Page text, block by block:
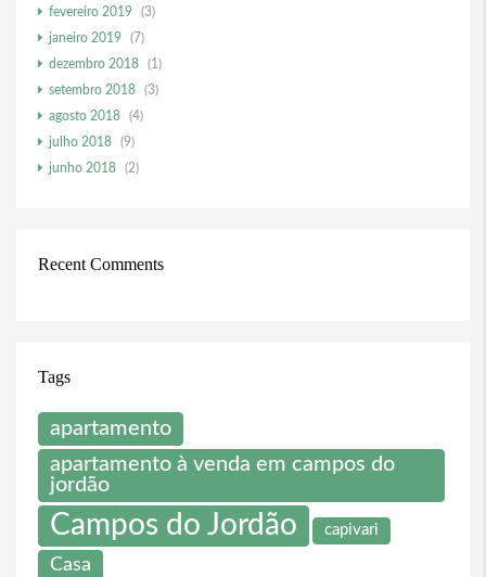
fevereiro 2019
(3)
janeiro 2019
(7)
dezembro 2018
(1)
setembro 2018
(3)
agosto 2018
(4)
julho 2018
(9)
junho 2018
(2)
Recent Comments
Tags
apartamento
apartamento à venda em campos do
jordão
Campos do Jordão capivari
Casa